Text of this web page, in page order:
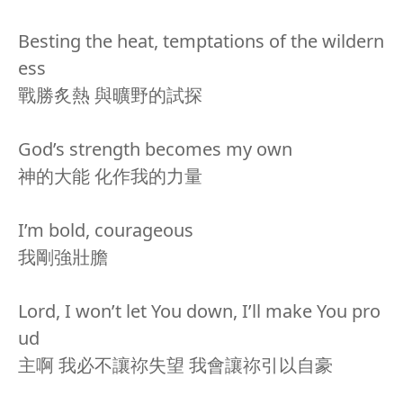
Besting the heat, temptations of the wildern
ess
戰勝炙熱 與曠野的試探
God’s strength becomes my own
神的大能 化作我的力量
I’m bold, courageous
我剛強壯膽
Lord, I won’t let You down, I’ll make You pro
ud
主啊 我必不讓祢失望 我會讓祢引以自豪